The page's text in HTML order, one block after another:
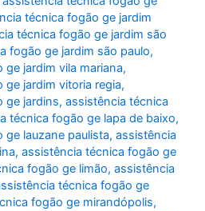
técnica fogão ge jardim
técnica fogão ge jardim são
fogão ge jardim são paulo,
jardim vila mariana,
jardim vitoria regia,
ge jardins,assistência técnica
técnica fogão ge lapa de baixo,
lauzane paulista,assistência
,assistência técnica fogão ge
fogão ge limão,assistência
técnica fogão ge
fogão ge mirandópolis,